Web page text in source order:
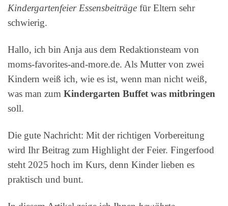
Kindergartenfeier Essensbeiträge für Eltern sehr
schwierig.
Hallo, ich bin Anja aus dem Redaktionsteam von
moms-favorites-and-more.de. Als Mutter von zwei
Kindern weiß ich, wie es ist, wenn man nicht weiß,
was man zum Kindergarten Buffet was mitbringen
soll.
Die gute Nachricht: Mit der richtigen Vorbereitung
wird Ihr Beitrag zum Highlight der Feier. Fingerfood
steht 2025 hoch im Kurs, denn Kinder lieben es
praktisch und bunt.